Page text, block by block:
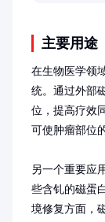
主要用途
在生物医学领
统。通过外部
位，提高疗效
可使肿瘤部位
另一个重要应
些含钆的磁蛋
境修复方面，